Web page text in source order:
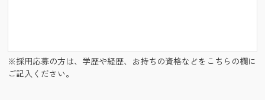
※採用応募の方は、学歴や経歴、お持ちの資格などをこちらの欄に
ご記入ください。